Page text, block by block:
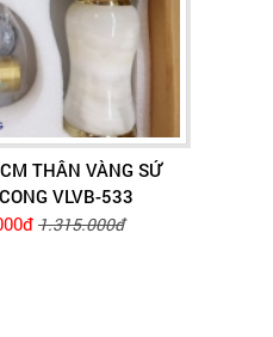
THÂN VÀNG SỨ
VLVB-533
1.315.000đ